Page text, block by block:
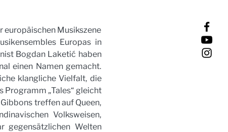
europäischen Musikszene
Europas in
Bogdan Laketić haben
einen Namen gemacht.
klangliche Vielfalt, die
Programm „Tales“ gleicht
treffen auf Queen,
Volksweisen,
gegensätzlichen Welten